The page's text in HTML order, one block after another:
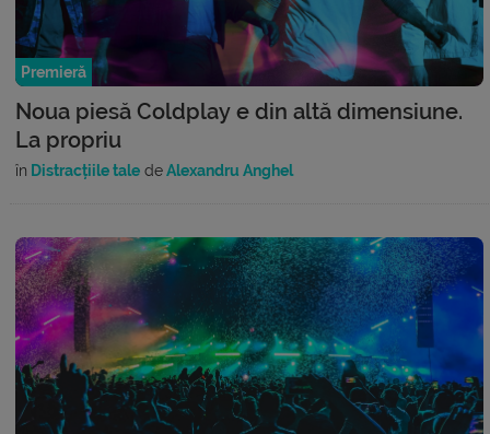
Premieră
Noua piesă Coldplay e din altă dimensiune.
La propriu
în Distracțiile tale deAlexandru Anghel